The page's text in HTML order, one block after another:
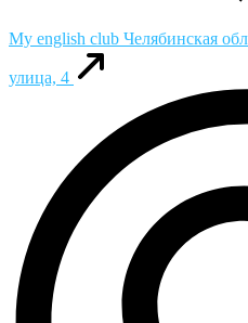
My english club Челябинская
улица, 4